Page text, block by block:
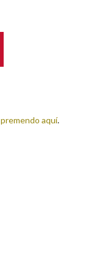
premendo aquí.